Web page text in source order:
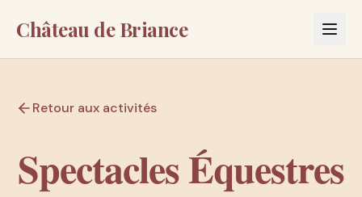
Château de Briance
Retour aux activités
Spectacles Équestres